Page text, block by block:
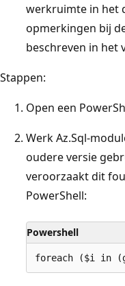
werkruimte in het
opmerkingen bij
beschreven in het
Stappen:
Open een
Werk Az.Sql-
oudere versie
veroorzaakt dit
PowerShell:
Powershell